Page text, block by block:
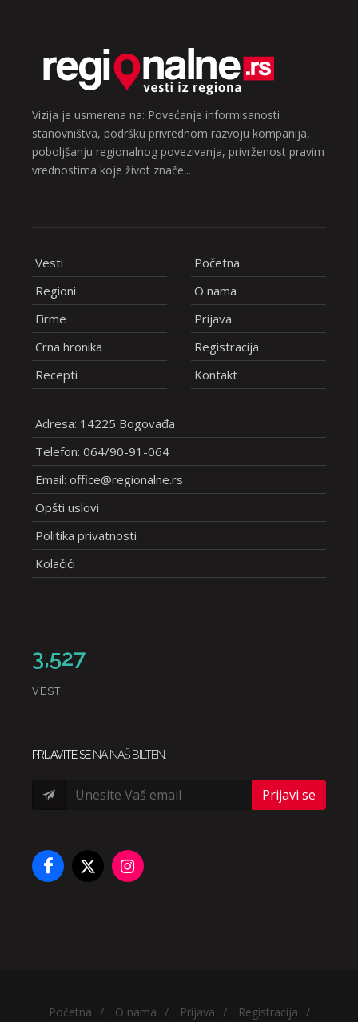
Vizija je usmerena na: Povećanje informisanosti
stanovništva, podršku privrednom razvoju kompanija,
poboljšanju regionalnog povezivanja, privrženost pravim
vrednostima koje život znače...
Vesti
Regioni
Firme
Crna hronika
Recepti
Početna
O nama
Prijava
Registracija
Kontakt
Adresa: 14225 Bogovađa
Telefon: 064/90-91-064
Email: office@regionalne.rs
Opšti uslovi
Politika privatnosti
Kolačići
3,527
VESTI
PRIJAVITE SENA NAŠ BILTEN.
Prijavi se
Početna / O nama / Prijava / Registracija /